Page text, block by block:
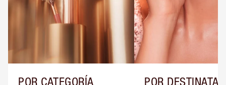
POR CATEGORÍA POR